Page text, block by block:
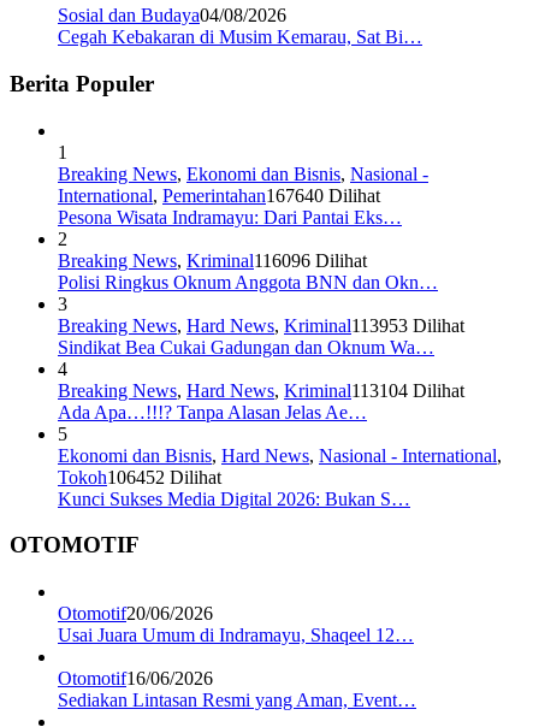
Sosial dan Budaya04/08/2026
Cegah Kebakaran di Musim Kemarau, Sat Bi…
Berita Populer
1
Breaking News, Ekonomi dan Bisnis, Nasional -
International, Pemerintahan167640 Dilihat
Pesona Wisata Indramayu: Dari Pantai Eks…
2
Breaking News, Kriminal116096 Dilihat
Polisi Ringkus Oknum Anggota BNN dan Okn…
3
Breaking News, Hard News, Kriminal113953 Dilihat
Sindikat Bea Cukai Gadungan dan Oknum Wa…
4
Breaking News, Hard News, Kriminal113104 Dilihat
Ada Apa…!!!? Tanpa Alasan Jelas Ae…
5
Ekonomi dan Bisnis, Hard News, Nasional - International,
Tokoh106452 Dilihat
Kunci Sukses Media Digital 2026: Bukan S…
OTOMOTIF
Otomotif20/06/2026
Usai Juara Umum di Indramayu, Shaqeel 12…
Otomotif16/06/2026
Sediakan Lintasan Resmi yang Aman, Event…